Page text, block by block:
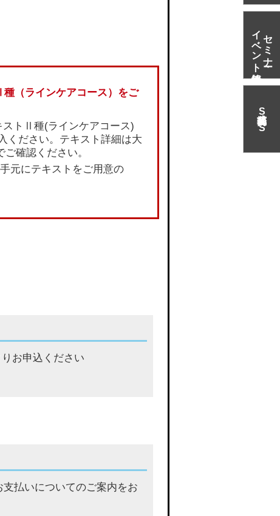
セミナー・
イベント情報
S
N
S
（ラインケアコース）をご
ストⅡ種(ラインケアコース)
ください。テキスト詳細は大
確認ください。
元にテキストをご用意の
お申込ください
払いについてのご案内をお